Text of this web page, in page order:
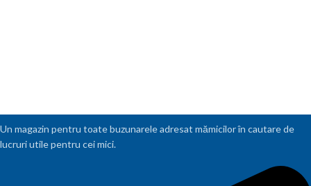
Un magazin pentru toate buzunarele adresat mămicilor în cautare de
lucruri utile pentru cei mici.